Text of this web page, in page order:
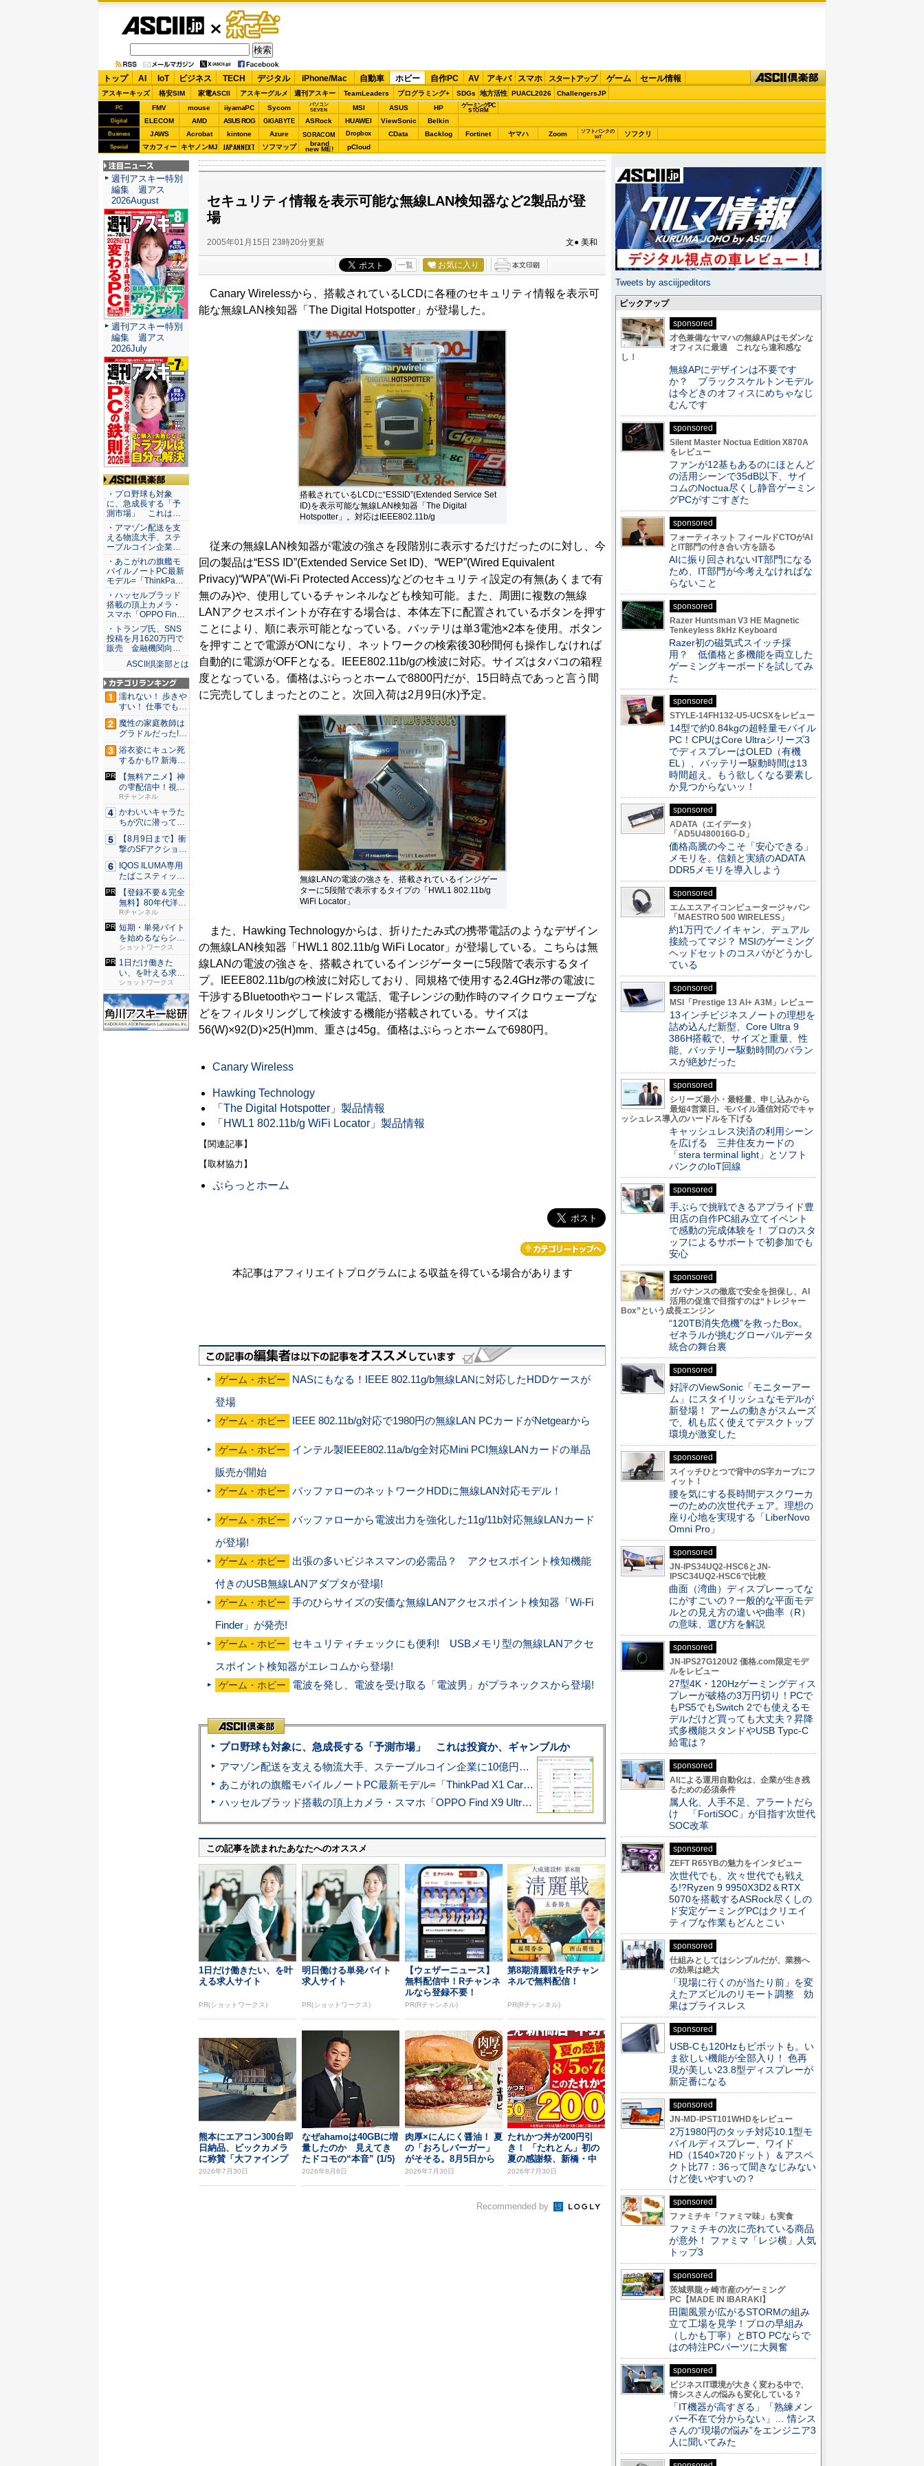
ゲーム・
ホビー
トップ AI IoT ビジネス TECH デジタル iPhone/Mac 自動車 ホビー 自作PC AV アキバ スマホ スタートアップ ゲーム セール情報
アスキーキッズ 格安SIM 家電ASCII アスキーグルメ 週刊アスキー TeamLeaders プログラミング+ SDGs 地方活性 PUACL2026 ChallengersJP
PC FMV mouse iiyamaPC Sycom
パソコン
SEVEN
MSI ASUS HP ゲーミングPC
STORM
Digital ELECOM AMD ASUS ROG GIGABYTE ASRock HUAWEI ViewSonic Belkin
Business JAWS Acrobat kintone Azure SORACOM Dropbox CData Backlog Fortinet ヤマハ Zoom
ソフトバンクの
IoT
ソフクリ
Special マカフィー キヤノンMJ JAPANNEXT ソフマップ brand
new ME! pCloud
セキュリティ情報を表示可能な無線LAN検知器など2製品が登
場
2005年01月15日 23時20分更新 文● 美和
一覧 お気に入り
Canary Wirelessから、搭載されているLCDに各種のセキュリティ情報を表示可
能な無線LAN検知器「The Digital Hotspotter」が登場した。
搭載されているLCDに“ESSID”(Extended Service Set
ID)を表示可能な無線LAN検知器「The Digital
Hotspotter」。対応はIEEE802.11b/g
従来の無線LAN検知器が電波の強さを段階別に表示するだけだったのに対し、今
回の製品は“ESS ID”(Extended Service Set ID)、“WEP”(Wired Equivalent
Privacy)“WPA”(Wi-Fi Protected Access)などのセキュリティ設定の有無(あくまで有
無のみ)や、使用しているチャンネルなども検知可能。また、周囲に複数の無線
LANアクセスポイントが存在する場合は、本体左下に配置されているボタンを押す
ことにより、順に表示可能となっている。バッテリは単3電池×2本を使用。ボタン
を押すことで電源がONになり、ネットワークの検索後30秒間何も操作しなければ
自動的に電源がOFFとなる。IEEE802.11b/gの検波に対応。サイズはタバコの箱程
度となっている。価格はぷらっとホームで8800円だが、15日時点であっと言う間
に完売してしまったとのこと。次回入荷は2月9日(水)予定。
無線LANの電波の強さを、搭載されているインジゲー
ターに5段階で表示するタイプの「HWL1 802.11b/g
WiFi Locator」
また、Hawking Technologyからは、折りたたみ式の携帯電話のようなデザイン
の無線LAN検知器「HWL1 802.11b/g WiFi Locator」が登場している。こちらは無
線LANの電波の強さを、搭載されているインジゲーターに5段階で表示するタイ
プ。IEEE802.11b/gの検波に対応しており、同規格で使用する2.4GHz帯の電波に
干渉するBluetoothやコードレス電話、電子レンジの動作時のマイクロウェーブな
どをフィルタリングして検波する機能が搭載されている。サイズは
56(W)×92(D)×25(H)mm、重さは45g。価格はぷらっとホームで6980円。
Canary Wireless
Hawking Technology
「The Digital Hotspotter」製品情報
「HWL1 802.11b/g WiFi Locator」製品情報
【関連記事】
【取材協力】
ぷらっとホーム
本記事はアフィリエイトプログラムによる収益を得ている場合があります
ゲーム・ホビー
NASにもなる！IEEE 802.11g/b無線LANに対応したHDDケースが
登場
ゲーム・ホビー IEEE 802.11b/g対応で1980円の無線LAN PCカードがNetgearから
ゲーム・ホビー
インテル製IEEE802.11a/b/g全対応Mini PCI無線LANカードの単品
販売が開始
ゲーム・ホビー バッファローのネットワークHDDに無線LAN対応モデル！
ゲーム・ホビー
バッファローから電波出力を強化した11g/11b対応無線LANカード
が登場!
ゲーム・ホビー
出張の多いビジネスマンの必需品？ アクセスポイント検知機能
付きのUSB無線LANアダプタが登場!
ゲーム・ホビー
手のひらサイズの安価な無線LANアクセスポイント検知器「Wi-Fi
Finder」が発売!
ゲーム・ホビー
セキュリティチェックにも便利! USBメモリ型の無線LANアクセ
スポイント検知器がエレコムから登場!
ゲーム・ホビー 電波を発し、電波を受け取る「電波男」がプラネックスから登場!
プロ野球も対象に、急成長する「予測市場」 これは投資か、ギャンブルか
アマゾン配送を支える物流大手、ステーブルコイン企業に10億円投資のワケ
あこがれの旗艦モバイルノートPC最新モデル=「ThinkPad X1 Carbon Gen 14 Aura Edition」実機レビュー
ハッセルブラッド搭載の頂上カメラ・スマホ「OPPO Find X9 Ultra」実写レビュー=プロが本気で徹底撮影しました!!
この記事を読まれたあなたへのオススメ
1日だけ働きたい、を叶
える求人サイト
PR(ショットワークス)
明日働ける単発バイト
求人サイト
PR(ショットワークス)
【ウェザーニュース】
無料配信中！Rチャンネ
ルなら登録不要！
PR(Rチャンネル)
第8期清麗戦をRチャン
ネルで無料配信！
PR(Rチャンネル)
熊本にエアコン300台即
日納品、ビックカメラ
に称賛「大ファインプ
レー」
2026年7月30日
なぜahamoは40GBに増
量したのか 見えてき
たドコモの“本音” (1/5)
2026年8月6日
肉厚×にんにく醤油！ 夏
の「おろしバーガー」
がそそる。8月5日から
2026年7月30日
たれかつ丼が200円引
き！ 「たれとん」初の
夏の感謝祭、新橋・中
野北口で開催
2026年7月30日
Recommended by
注目ニュース
週刊アスキー特別
編集 週アス
2026August
週刊アスキー特別
編集 週アス
2026July
ASCII倶楽部
・プロ野球も対象
に、急成長する「予
測市場」 これは…
・アマゾン配送を支
える物流大手、ステ
ーブルコイン企業…
・あこがれの旗艦モ
バイルノートPC最新
モデル=「ThinkPa…
・ハッセルブラッド
搭載の頂上カメラ・
スマホ「OPPO Fin…
・トランプ氏、SNS
投稿を月1620万円で
販売 金融機関向…
ASCII倶楽部とは
濡れない！ 歩きや
すい！ 仕事でも履
ける...
魔性の家庭教師は
グラドルだった!?
村雨...
浴衣姿にキュン死
するかも!? 新海ま
きが...
【無料アニメ】神
の雫配信中！視聴
で楽天ポ...
Rチャンネル
かわいいキャラた
ちが穴に潜ってひ
どい目に...
【8月9日まで】衝
撃のSFアクション
『G...
IQOS ILUMA専用
たばこスティッ
ク...
【登録不要＆完全
無料】80年代洋楽
がRチ...
Rチャンネル
短期・単発バイト
を始めるならショ
ットワー...
ショットワークス
1日だけ働きた
い、を叶える求人
サイト
ショットワークス
Tweets by asciijpeditors
ピックアップ
sponsored
才色兼備なヤマハの無線APはモダンな
オフィスに最適 これなら違和感な
し！
無線APにデザインは不要です
か？ ブラックスケルトンモデル
は今どきのオフィスにめちゃなじ
むんです
sponsored
Silent Master Noctua Edition X870A
をレビュー
ファンが12基もあるのにほとんど
の活用シーンで35dB以下、サイ
コムのNoctua尽くし静音ゲーミン
グPCがすごすぎた
sponsored
フォーティネット フィールドCTOがAI
とIT部門の付き合い方を語る
AIに振り回されないIT部門になる
ため、IT部門が今考えなければな
らないこと
sponsored
Razer Huntsman V3 HE Magnetic
Tenkeyless 8kHz Keyboard
Razer初の磁気式スイッチ採
用？ 低価格と多機能を両立した
ゲーミングキーボードを試してみ
た
sponsored
STYLE-14FH132-U5-UCSXをレビュー
14型で約0.84kgの超軽量モバイル
PC！CPUはCore Ultraシリーズ3
でディスプレーはOLED（有機
EL）、バッテリー駆動時間は13
時間超え。もう欲しくなる要素し
か見つからないッ！
sponsored
ADATA（エイデータ）
「AD5U480016G-D」
価格高騰の今こそ「安心できる」
メモリを。信頼と実績のADATA
DDR5メモリを導入しよう
sponsored
エムエスアイコンピュータージャパン
「MAESTRO 500 WIRELESS」
約1万円でノイキャン、デュアル
接続ってマジ？ MSIのゲーミング
ヘッドセットのコスパがどうかし
ている
sponsored
MSI「Prestige 13 AI+ A3M」レビュー
13インチビジネスノートの理想を
詰め込んだ新型、Core Ultra 9
386H搭載で、サイズと重量、性
能、バッテリー駆動時間のバラン
スが絶妙だった
sponsored
シリーズ最小・最軽量、申し込みから
最短4営業日。モバイル通信対応でキャ
ッシュレス導入のハードルを下げる
キャッシュレス決済の利用シーン
を広げる 三井住友カードの
「stera terminal light」とソフト
バンクのIoT回線
sponsored
手ぶらで挑戦できるアプライド豊
田店の自作PC組み立てイベント
で感動の完成体験を！ プロのスタ
ッフによるサポートで初参加でも
安心
sponsored
ガバナンスの徹底で安全を担保し、AI
活用の促進で目指すのは“トレジャー
Box”という成長エンジン
“120TB消失危機”を救ったBox。
ゼネラルが挑むグローバルデータ
統合の舞台裏
sponsored
好評のViewSonic「モニターアー
ム」にスタイリッシュなモデルが
新登場！ アームの動きがスムーズ
で、机も広く使えてデスクトップ
環境が激変した
sponsored
スイッチひとつで背中のS字カーブにフ
ィット！
腰を気にする長時間デスクワーカ
ーのための次世代チェア。理想の
座り心地を実現する「LiberNovo
Omni Pro」
sponsored
JN-IPS34UQ2-HSC6とJN-
IPSC34UQ2-HSC6で比較
曲面（湾曲）ディスプレーってな
にがすごいの？一般的な平面モデ
ルとの見え方の違いや曲率（R）
の意味、選び方を解説
sponsored
JN-IPS27G120U2 価格.com限定モデ
ルをレビュー
27型4K・120Hzゲーミングディス
プレーが破格の3万円切り！PCで
もPS5でもSwitch 2でも使えるモ
デルだけど買っても大丈夫？昇降
式多機能スタンドやUSB Typc-C
給電は？
sponsored
AIによる運用自動化は、企業が生き残
るための必須条件
属人化、人手不足、アラートだら
け 「FortiSOC」が目指す次世代
SOC改革
sponsored
ZEFT R65YBの魅力をインタビュー
次世代でも、次々世代でも戦え
る!?Ryzen 9 9950X3D2＆RTX
5070を搭載するASRock尽くしの
ド安定ゲーミングPCはクリエイ
ティブな作業もどんとこい
sponsored
仕組みとしてはシンプルだが、業務へ
の効果は絶大
「現場に行くのが当たり前」を変
えたアズビルのリモート調整 効
果はプライスレス
sponsored
USB-Cも120Hzもピボットも。い
ま欲しい機能が全部入り！ 色再
現が美しい23.8型ディスプレーが
新定番になる
sponsored
JN-MD-IPST101WHDをレビュー
2万1980円のタッチ対応10.1型モ
バイルディスプレー、ワイド
HD（1540×720ドット）＆アスペ
クト比77：36って聞きなじみない
けど使いやすいの？
sponsored
ファミチキ「ファミマ味」も実食
ファミチキの次に売れている商品
が意外！ ファミマ「レジ横」人気
トップ3
sponsored
茨城県龍ヶ崎市産のゲーミング
PC【MADE IN IBARAKI】
田園風景が広がるSTORMの組み
立て工場を見学！プロの早組み
（しかも丁寧）とBTO PCならで
はの特注PCパーツに大興奮
sponsored
ビジネスIT環境が大きく変わる中で、
情シスさんの悩みも変化している？
「IT機器が高すぎる」「熟練メン
バー不在で分からない」… 情シス
さんの“現場の悩み”をエンジニア3
人に聞いてみた